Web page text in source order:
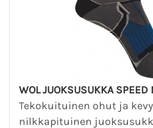
WOL JUOKSUSUKKA SPEED
Tekokuituinen ohut ja
nilkkapituinen